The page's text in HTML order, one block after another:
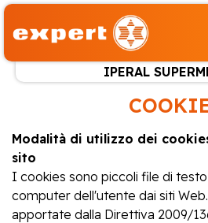
IPERAL
Modalità di utilizzo dei
sito
I cookies sono piccoli file di
computer dell'utente dai siti
apportate dalla Direttiva 2009/